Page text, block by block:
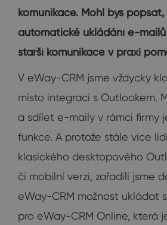
komunikace. Mohl bys
automatické ukládání e-
starší komunikace v praxi
V eWay-CRM jsme vždycky
místo integraci s Outlookem.
a sdílet e-maily v rámci firmy
funkce. A protože stále více
klasického desktopového
či mobilní verzi, zařadili jsme
eWay-CRM možnost ukládat
pro eWay-CRM Online, která